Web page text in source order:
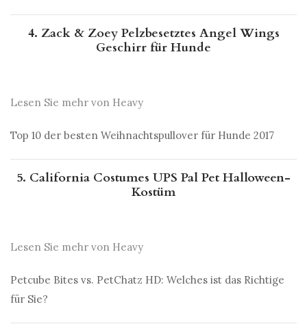
4. Zack & Zoey Pelzbesetztes Angel Wings
Geschirr für Hunde
Lesen Sie mehr von Heavy
Top 10 der besten Weihnachtspullover für Hunde 2017
5. California Costumes UPS Pal Pet Halloween-
Kostüm
Lesen Sie mehr von Heavy
Petcube Bites vs. PetChatz HD: Welches ist das Richtige
für Sie?